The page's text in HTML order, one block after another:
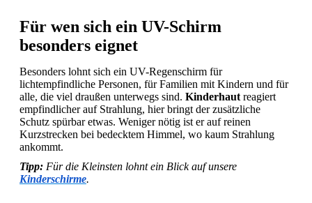
Für wen sich ein UV-Schirm
besonders eignet
Besonders lohnt sich ein UV-Regenschirm für
lichtempfindliche Personen, für Familien mit Kindern und für
alle, die viel draußen unterwegs sind. Kinderhaut reagiert
empfindlicher auf Strahlung, hier bringt der zusätzliche
Schutz spürbar etwas. Weniger nötig ist er auf reinen
Kurzstrecken bei bedecktem Himmel, wo kaum Strahlung
ankommt.
Tipp: Für die Kleinsten lohnt ein Blick auf unsere
Kinderschirme.